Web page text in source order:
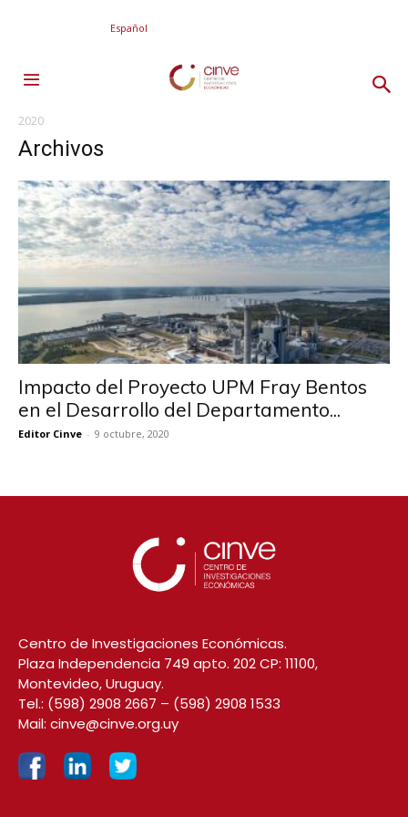
Español
2020
Archivos
Impacto del Proyecto UPM Fray Bentos
en el Desarrollo del Departamento...
Editor Cinve - 9 octubre, 2020
Centro de Investigaciones Económicas.
Plaza Independencia 749 apto. 202 CP: 11100,
Montevideo, Uruguay.
Tel.: (598) 2908 2667 – (598) 2908 1533
Mail: cinve@cinve.org.uy